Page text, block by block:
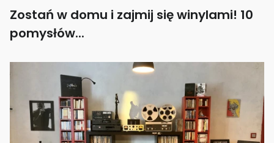
Zostań w domu i zajmij się winylami! 10
pomysłów...